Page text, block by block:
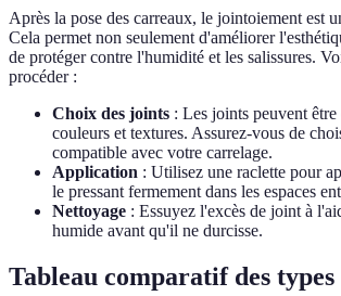
Après la pose des carreaux, le jointoiement est
Cela permet non seulement d'améliorer
de protéger contre l'humidité et les salissures.
procéder :
Choix des joints : Les joints peuvent
couleurs et textures. Assurez-vous de
compatible avec votre carrelage.
Application : Utilisez une raclette pour
le pressant fermement dans les espaces
Nettoyage : Essuyez l'excès de joint à
humide avant qu'il ne durcisse.
Tableau comparatif des